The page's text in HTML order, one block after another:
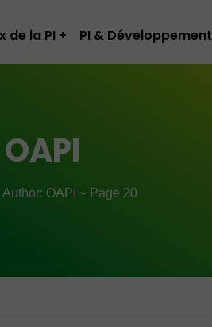
de la PI PI & Développement
OAPI
Author: OAPI Page 20